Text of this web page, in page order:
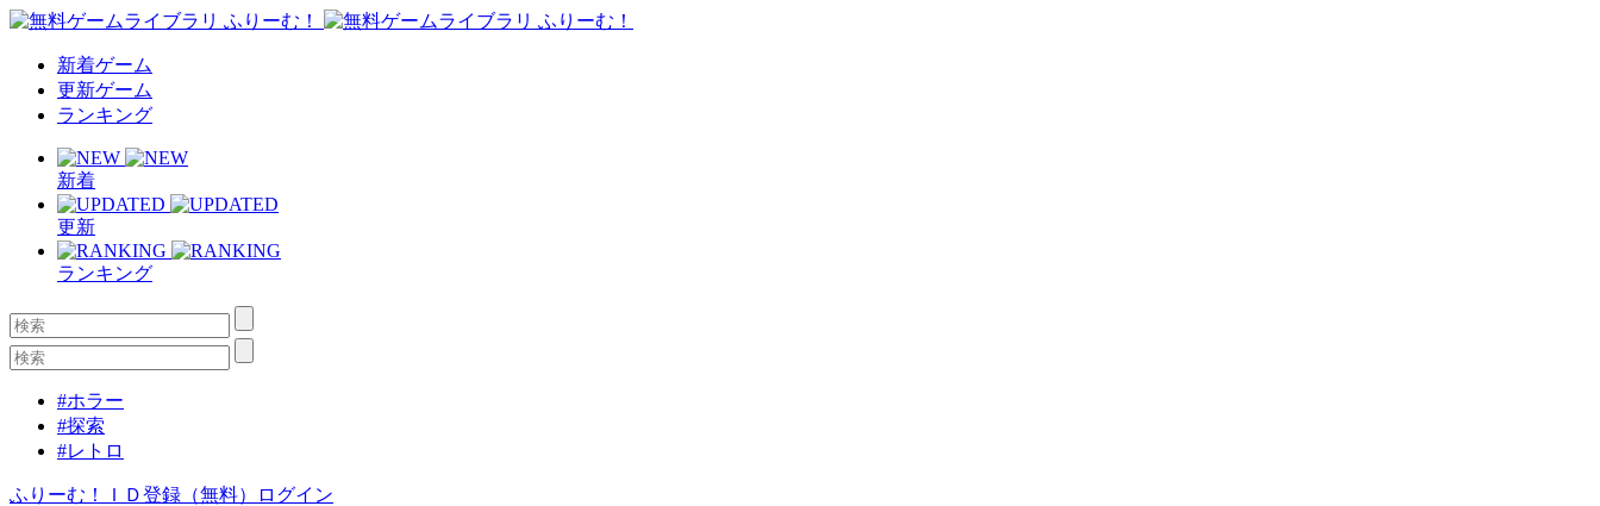
新着ゲーム
更新ゲーム
ランキング
新着
更新
ランキング
#ホラー
#探索
#レトロ
ふりーむ！ＩＤ登録（無料） ログイン